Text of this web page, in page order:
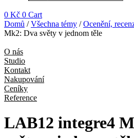
0 Kč 0 Cart
Domů /Všechna témy /Ocenění,
Mk2: Dva světy v jednom těle
O nás
Studio
Kontakt
Nakupování
Ceníky
Reference
LAB12 integre4